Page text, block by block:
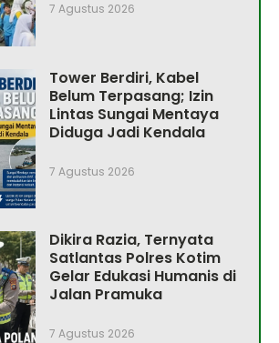
7 Agustus 2026
Tower Berdiri, Kabel
Belum Terpasang; Izin
Lintas Sungai Mentaya
Diduga Jadi Kendala
7 Agustus 2026
Dikira Razia, Ternyata
Satlantas Polres Kotim
Gelar Edukasi Humanis di
Jalan Pramuka
7 Agustus 2026